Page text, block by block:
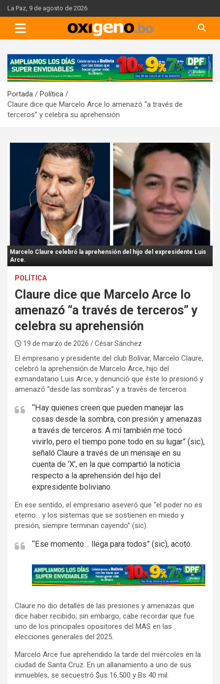
Skip
to
content
La Paz, 9 de agosto de 2026
A
d
e
r
t
t
Portada
Política
Claure dice que Marcelo Arce lo amenazó “a través de
terceros” y celebra su aprehensión
Marcelo Claure celebró la aprehensión del hijo del expresidente Luis
Arce.
POLÍTICA
Claure dice que Marcelo Arce lo
amenazó “a través de terceros” y
celebra su aprehensión
19 de marzo de 2026 / César Sánchez
El empresario y presidente del club Bolívar, Marcelo Claure,
celebró la aprehensión de Marcelo Arce, hijo del
exmandatario Luis Arce, y denunció que éste lo presionó y
amenazó “desde las sombras” y a través de terceros.
“Hay quienes creen que pueden manejar las
cosas desde la sombra, con presión y amenazas
a través de terceros. A mí también me tocó
vivirlo, pero el tiempo pone todo en su lugar” (sic),
señaló Claure a través de un mensaje en su
cuenta de ‘X’, en la que compartió la noticia
respecto a la aprehensión del hijo del
expresidente boliviano.
En ese sentido, el empresario aseveró que “el poder no es
eterno… y los sistemas que se sostienen en miedo y
presión, siempre terminan cayendo” (sic).
“Ese momento… llega para todos” (sic), acotó.
A
d
e
r
t
s
e
Claure no dio detalles de las presiones y amenazas que
dice haber recibido; sin embargo, cabe recordar que fue
uno de los principales opositores del MAS en las
elecciones generales del 2025.
Marcelo Arce fue aprehendido la tarde del miércoles en la
ciudad de Santa Cruz. En un allanamiento a uno de sus
inmuebles, se secuestró $us 16.500 y Bs 40 mil.